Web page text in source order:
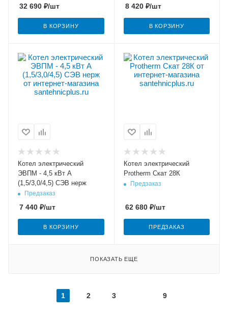
32 690 ₽/шт
В КОРЗИНУ
8 420₽/шт
В КОРЗИНУ
Котел электрический
ЭВПМ - 4,5 кВт А
(1,5/3,0/4,5) СЭВ нерж
Предзаказ
7 440 ₽/шт
В КОРЗИНУ
Котел электрический
Protherm Скат 28К
Предзаказ
62 680₽/шт
ПРЕДЗАКАЗ
ПОКАЗАТЬ ЕЩЕ
1 2 3 9